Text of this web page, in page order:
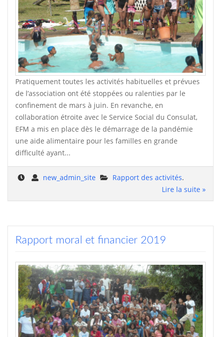
Pratiquement toutes les activités habituelles et prévues
de l’association ont été stoppées ou ralenties par le
confinement de mars à juin. En revanche, en
collaboration étroite avec le Service Social du Consulat,
EFM a mis en place dès le démarrage de la pandémie
une aide alimentaire pour les familles en grande
difficulté ayant...
new_admin_site Rapport des activités.
Lire la suite »
Rapport moral et financier 2019